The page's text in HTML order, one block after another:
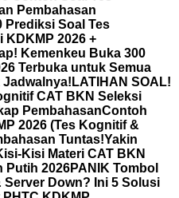
Pembahasan
Prediksi Soal Tes
KDKMP 2026 +
Kemenkeu Buka 300
Terbuka untuk Semua
Jadwalnya! LATIHAN SOAL!
CAT BKN Seleksi
PembahasanContoh
2026 (Tes Kognitif &
Tuntas!Yakin
Kisi Materi CAT BKN
Putih 2026PANIK Tombol
Down? Ini 5 Solusi